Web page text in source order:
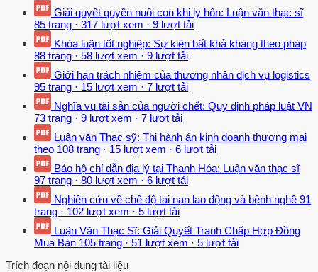
Giải quyết quyền nuôi con khi ly hôn: Luận văn thạc sĩ
85 trang · 317 lượt xem · 9 lượt tải
Khóa luận tốt nghiệp: Sự kiện bất khả kháng theo pháp
88 trang · 58 lượt xem · 9 lượt tải
Giới hạn trách nhiệm của thương nhân dịch vụ logistics
95 trang · 15 lượt xem · 7 lượt tải
Nghĩa vụ tài sản của người chết: Quy định pháp luật VN
73 trang · 9 lượt xem · 7 lượt tải
Luận văn Thạc sỹ: Thi hành án kinh doanh thương mại
theo 108 trang · 15 lượt xem · 6 lượt tải
Bảo hộ chỉ dẫn địa lý tại Thanh Hóa: Luận văn thạc sĩ
97 trang · 80 lượt xem · 6 lượt tải
Nghiên cứu về chế độ tai nạn lao động và bệnh nghề 91
trang · 102 lượt xem · 5 lượt tải
Luận Văn Thạc Sĩ: Giải Quyết Tranh Chấp Hợp Đồng
Mua Bán 105 trang · 51 lượt xem · 5 lượt tải
Trích đoạn nội dung tài liệu